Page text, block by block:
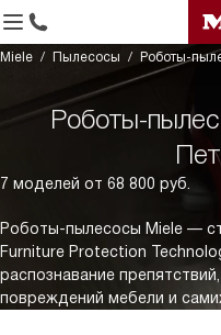
Miele Пылесосы Роботы-
Роботы-
7 моделей от 68 800 руб.
Роботы-пылесосы Miele —
Furniture Protection
распознавание
повреждений мебели и